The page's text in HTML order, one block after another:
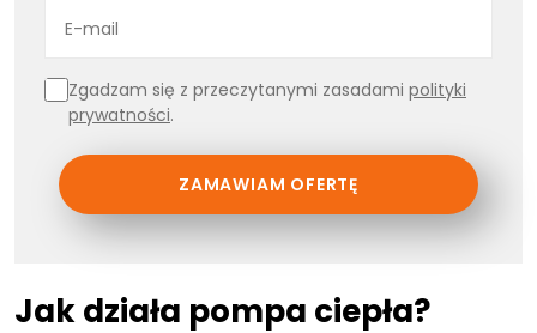
Zgoda
Zgadzam się z przeczytanymi zasadami polityki
prywatności.
Jak działa pompa ciepła?